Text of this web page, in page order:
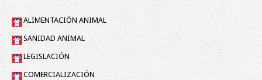
ALIMENTACIÓN ANIMAL
SANIDAD ANIMAL
LEGISLACIÓN
COMERCIALIZACIÓN